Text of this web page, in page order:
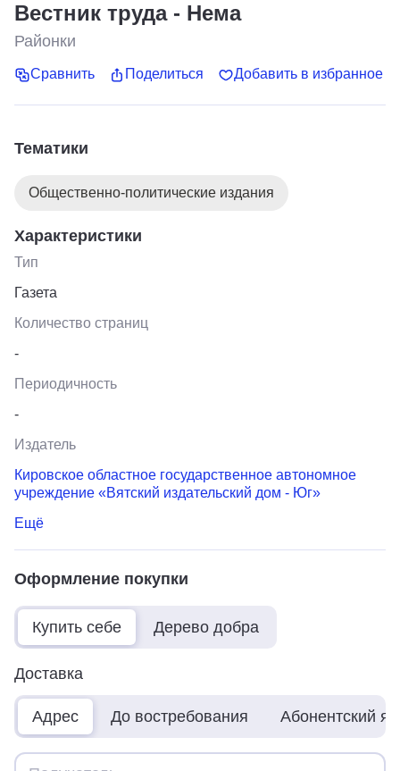
Вестник труда - Нема
Районки
Сравнить Поделиться Добавить в избранное
Тематики
Общественно-политические издания
Характеристики
Тип
Газета
Количество страниц
-
Периодичность
-
Издатель
Кировское областное государственное автономное
учреждение «Вятский издательский дом - Юг»
Ещё
Оформление покупки
Купить себе Дерево добра
Доставка
Адрес До востребования Абонентский